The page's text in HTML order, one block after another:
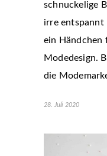
schnuckelige
irre entspannt
ein Händchen
Modedesign.
die
28. Juli 2020